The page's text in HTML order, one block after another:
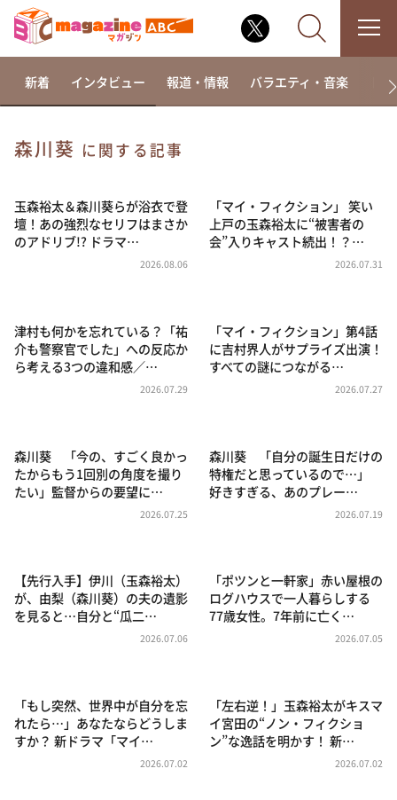
相席食堂
これ余談なんですけど・・・
～人生密着トークバラエティ！～ やすとものいたっ
news おかえり
河合＆A.B.C-Z塚田×福井アナ「なんでやねん！？」
（news おかえり）
朝だ！生です旅サラダ
教えて！ニュースライブ 正義のミカタ
ポツンと一軒家
ザキ山小屋本館
新着 インタビュー 報道・情報 バラエティ・音楽 ド
森川葵 に関する記事
玉森裕太＆森川葵らが浴衣で登
壇！あの強烈なセリフはまさか
のアドリブ!? ドラマ…
2026.08.06
「マイ・フィクション」 笑い
上戸の玉森裕太に“被害者の
会”入りキャスト続出！？…
2026.07.31
津村も何かを忘れている？「祐
介も警察官でした」への反応か
ら考える3つの違和感／…
2026.07.29
「マイ・フィクション」第4話
に吉村界人がサプライズ出演！
すべての謎につながる…
2026.07.27
森川葵 「今の、すごく良かっ
たからもう1回別の角度を撮り
たい」監督からの要望に…
2026.07.25
森川葵 「自分の誕生日だけの
特権だと思っているので…」
好きすぎる、あのプレー…
2026.07.19
【先行入手】伊川（玉森裕太）
が、由梨（森川葵）の夫の遺影
を見ると…自分と“瓜二…
2026.07.06
「ポツンと一軒家」赤い屋根の
ログハウスで一人暮らしする
77歳女性。7年前に亡く…
2026.07.05
「もし突然、世界中が自分を忘
れたら…」あなたならどうしま
すか？ 新ドラマ「マイ…
2026.07.02
「左右逆！」玉森裕太がキスマ
イ宮田の“ノン・フィクショ
ン”な逸話を明かす！ 新…
2026.07.02